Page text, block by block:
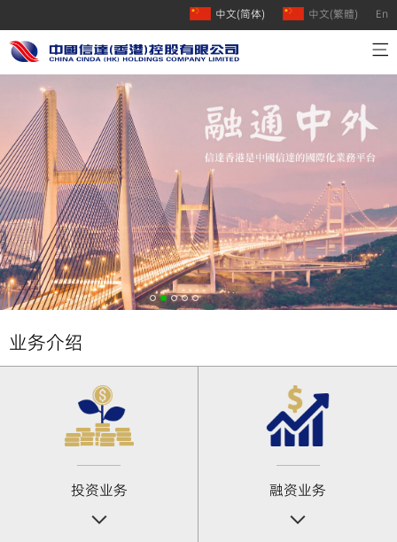
En
中文(繁體)
中文(简体)
首页
公司介绍
业务介绍
人才招聘
联系我们
业务介绍
投资业务 融资业务